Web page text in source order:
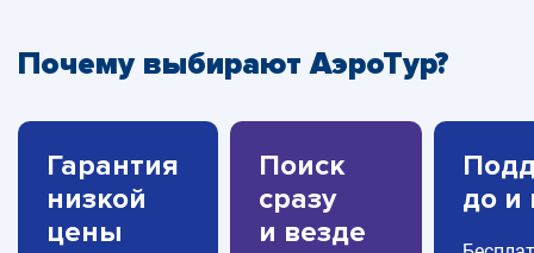
Почему выбирают АэроТур?
Гарантия
низкой
цены
Поиск
сразу
и везде
до и